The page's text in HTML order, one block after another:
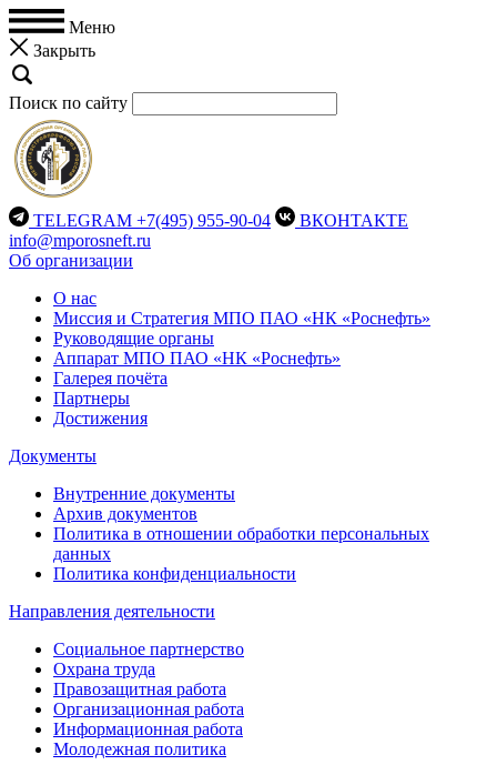
Меню
Закрыть
Поиск по сайту
TELEGRAM +7(495) 955-90-04
ВКОНТАКТЕ
info@mporosneft.ru
Об организации
О нас
Миссия и Стратегия МПО ПАО «НК «Роснефть»
Руководящие органы
Аппарат МПО ПАО «НК «Роснефть»
Галерея почёта
Партнеры
Достижения
Документы
Внутренние документы
Архив документов
Политика в отношении обработки персональных
данных
Политика конфиденциальности
Направления деятельности
Социальное партнерство
Охрана труда
Правозащитная работа
Организационная работа
Информационная работа
Молодежная политика